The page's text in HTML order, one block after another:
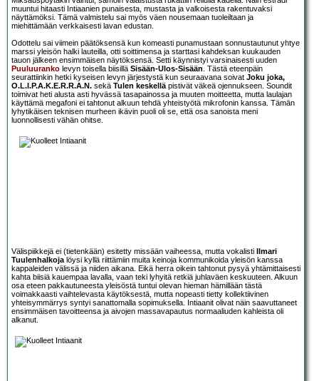
muuntui hitaasti Intiaanien punaisesta, mustasta ja valkoisesta rakentuvaksi
näyttämöksi. Tämä valmistelu sai myös väen nousemaan tuoleiltaan ja
miehittämään verkkaisesti lavan edustan.
Odottelu sai viimein päätöksensä kun komeasti punamustaan sonnustautunut yhtye
marssi yleisön halki lauteilla, otti soittimensa ja starttasi kahdeksan kuukauden
tauon jälkeen ensimmäisen näytöksensä. Setti käynnistyi varsinaisesti uuden
Puuluuranko levyn toisella biisillä Sisään-Ulos-Sisään. Tästä eteenpäin
seurattiinkin hetki kyseisen levyn järjestystä kun seuraavana soivat Joku joka,
O.L.I.P.A.K.E.R.R.A.N. sekä Tulen keskelläpistivät väkeä ojennukseen. Soundit
toimivat heti alusta asti hyvässä tasapainossa ja muuten moitteetta, mutta laulajan
käyttämä megafoni ei tahtonut alkuun tehdä yhteistyötä mikrofonin kanssa. Tämän
lyhytikäisen teknisen murheen ikävin puoli oli se, että osa sanoista meni
luonnollisesti vähän ohitse.
Välispiikkejä ei (tietenkään) esitetty missään vaiheessa, mutta vokalisti
Ilmari
Tuulenhalkojalöysi kyllä riittämiin muita keinoja kommunikoida yleisön kanssa
kappaleiden välissä ja niiden aikana. Eikä herra oikein tahtonut pysyä yhtämittaisesti
kahta biisiä kauempaa lavalla, vaan teki lyhyitä retkiä juhlaväen keskuuteen. Alkuun
osa eteen pakkautuneesta yleisöstä tuntui olevan hieman hämillään tästä
voimakkaasti vaihtelevasta käytöksestä, mutta nopeasti tietty kollektiivinen
yhteisymmärrys syntyi sanattomalla sopimuksella. Intiaanit olivat näin saavuttaneet
ensimmäisen tavoitteensa ja aivojen massavapautus normaaliuden kahleista oli
alkanut.